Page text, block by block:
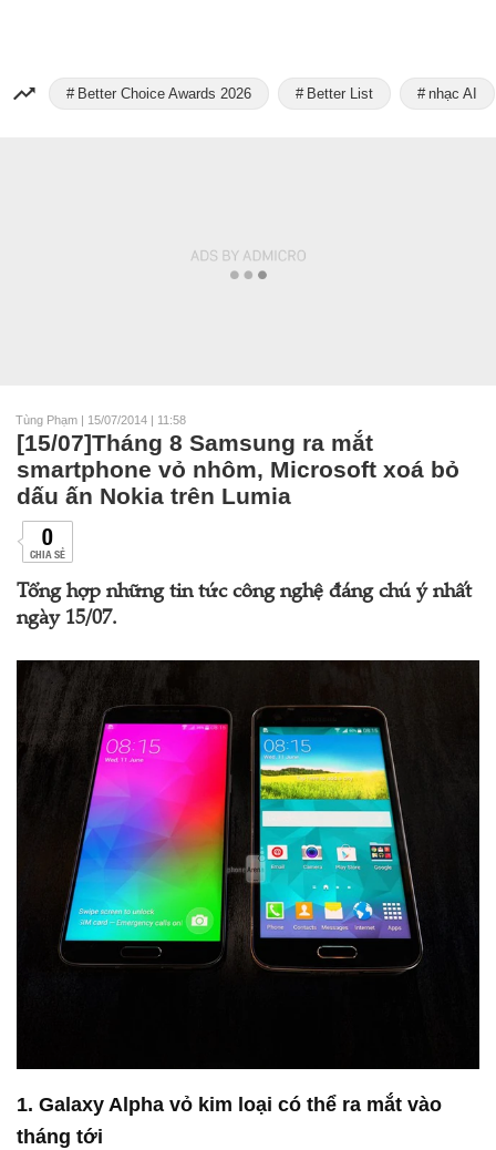
Better Choice Awards 2026 Better List nhạc AI
Tùng Phạm | 15/07/2014 | 11:58
[15/07]Tháng 8 Samsung ra mắt
smartphone vỏ nhôm, Microsoft xoá bỏ
dấu ấn Nokia trên Lumia
0
CHIA SẺ
Tổng hợp những tin tức công nghệ đáng chú ý nhất
ngày 15/07.
1. Galaxy Alpha vỏ kim loại có thể ra mắt vào
tháng tới